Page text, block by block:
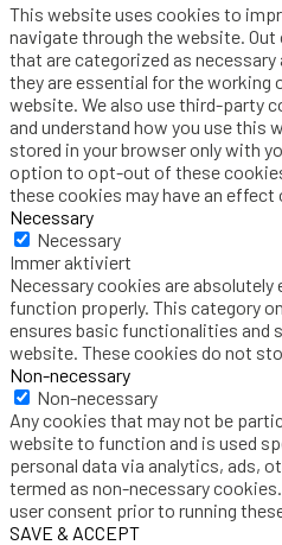
This website uses cookies to
navigate through the website.
that are categorized as
they are essential for the
website. We also use third-party
and understand how you use this
stored in your browser only with
option to opt-out of these
these cookies may have an effect
Necessary
Necessary
Immer aktiviert
Necessary cookies are
function properly. This category
ensures basic functionalities and
website. These cookies do not
Non-necessary
Non-necessary
Any cookies that may not be
website to function and is used
personal data via analytics, ads,
termed as non-necessary
user consent prior to running
SAVE & ACCEPT